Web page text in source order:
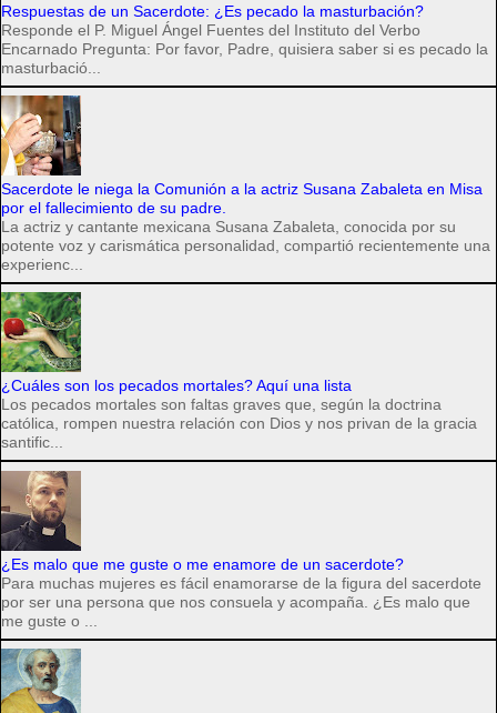
Respuestas de un Sacerdote: ¿Es pecado la masturbación?
Responde el P. Miguel Ángel Fuentes del Instituto del Verbo
Encarnado Pregunta: Por favor, Padre, quisiera saber si es pecado la
masturbació...
Sacerdote le niega la Comunión a la actriz Susana Zabaleta en Misa
por el fallecimiento de su padre.
La actriz y cantante mexicana Susana Zabaleta, conocida por su
potente voz y carismática personalidad, compartió recientemente una
experienc...
¿Cuáles son los pecados mortales? Aquí una lista
Los pecados mortales son faltas graves que, según la doctrina
católica, rompen nuestra relación con Dios y nos privan de la gracia
santific...
¿Es malo que me guste o me enamore de un sacerdote?
Para muchas mujeres es fácil enamorarse de la figura del sacerdote
por ser una persona que nos consuela y acompaña. ¿Es malo que
me guste o ...